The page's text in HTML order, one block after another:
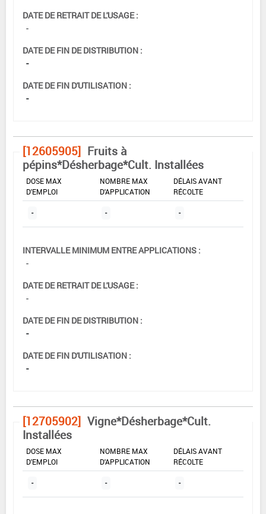
DATE DE RETRAIT DE L'USAGE :
-
DATE DE FIN DE DISTRIBUTION :
-
DATE DE FIN D'UTILISATION :
-
[12605905] Fruits à
pépins*Désherbage*Cult. Installées
DOSE MAX
D'EMPLOI
NOMBRE MAX
D'APPLICATION
DÉLAIS AVANT
RÉCOLTE
- - -
INTERVALLE MINIMUM ENTRE APPLICATIONS :
-
DATE DE RETRAIT DE L'USAGE :
-
DATE DE FIN DE DISTRIBUTION :
-
DATE DE FIN D'UTILISATION :
-
[12705902] Vigne*Désherbage*Cult.
Installées
DOSE MAX
D'EMPLOI
NOMBRE MAX
D'APPLICATION
DÉLAIS AVANT
RÉCOLTE
- - -